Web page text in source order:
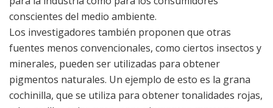
conscientes del medio ambiente.
Los investigadores también proponen que otras
fuentes menos convencionales, como ciertos insectos y
minerales, pueden ser utilizadas para obtener
pigmentos naturales. Un ejemplo de esto es la grana
cochinilla, que se utiliza para obtener tonalidades rojas,